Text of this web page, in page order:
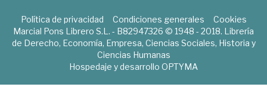
Política de privacidad Condiciones generales
Cookies
Marcial Pons Librero S.L. - B82947326 © 1948 - 2018. Librería
de Derecho, Economía, Empresa, Ciencias Sociales, Historia y
Ciencias Humanas
Hospedaje y desarrollo OPTYMA